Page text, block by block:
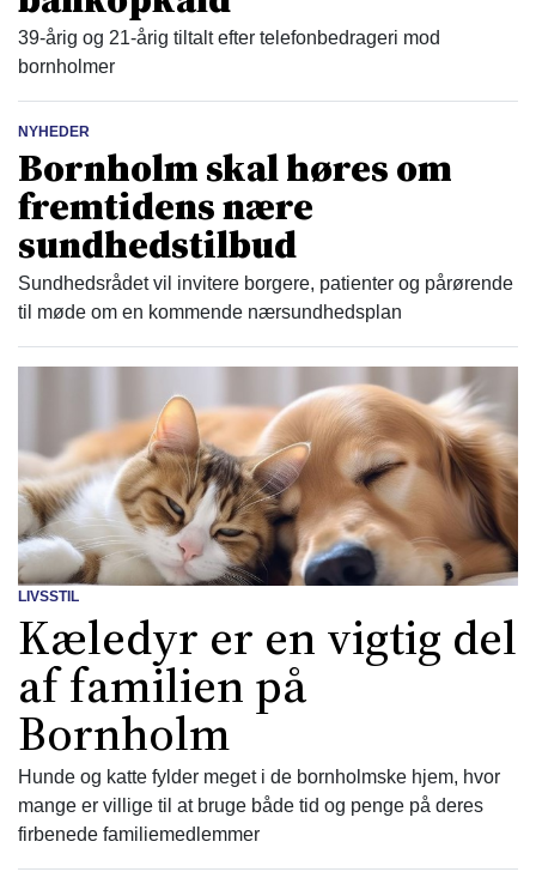
39-årig og 21-årig tiltalt efter telefonbedrageri mod
bornholmer
NYHEDER
Bornholm skal høres om
fremtidens nære
sundhedstilbud
Sundhedsrådet vil invitere borgere, patienter og pårørende
til møde om en kommende nærsundhedsplan
LIVSSTIL
Kæledyr er en vigtig del
af familien på
Bornholm
Hunde og katte fylder meget i de bornholmske hjem, hvor
mange er villige til at bruge både tid og penge på deres
firbenede familiemedlemmer